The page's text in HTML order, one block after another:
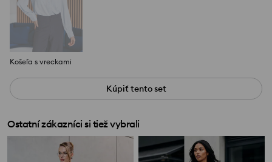
Košeľa s vreckami
Kúpiť tento set
Ostatní zákazníci si tiež vybrali